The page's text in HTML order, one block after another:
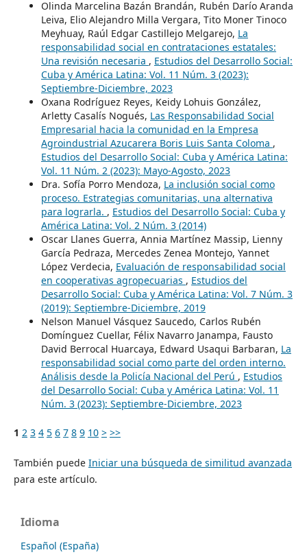
Olinda Marcelina Bazán Brandán, Rubén Darío Aranda
Leiva, Elio Alejandro Milla Vergara, Tito Moner Tinoco
Meyhuay, Raúl Edgar Castillejo Melgarejo, La
responsabilidad social en contrataciones estatales:
Una revisión necesaria , Estudios del Desarrollo Social:
Cuba y América Latina: Vol. 11 Núm. 3 (2023):
Septiembre-Diciembre, 2023
Oxana Rodríguez Reyes, Keidy Lohuis González,
Arletty Casalís Nogués, Las Responsabilidad Social
Empresarial hacia la comunidad en la Empresa
Agroindustrial Azucarera Boris Luis Santa Coloma ,
Estudios del Desarrollo Social: Cuba y América Latina:
Vol. 11 Núm. 2 (2023): Mayo-Agosto, 2023
Dra. Sofía Porro Mendoza, La inclusión social como
proceso. Estrategias comunitarias, una alternativa
para lograrla. , Estudios del Desarrollo Social: Cuba y
América Latina: Vol. 2 Núm. 3 (2014)
Oscar Llanes Guerra, Annia Martínez Massip, Lienny
García Pedraza, Mercedes Zenea Montejo, Yannet
López Verdecia, Evaluación de responsabilidad social
en cooperativas agropecuarias , Estudios del
Desarrollo Social: Cuba y América Latina: Vol. 7 Núm. 3
(2019): Septiembre-Diciembre, 2019
Nelson Manuel Vásquez Saucedo, Carlos Rubén
Domínguez Cuellar, Félix Navarro Janampa, Fausto
David Berrocal Huarcaya, Edward Usaqui Barbaran, La
responsabilidad social como parte del orden interno.
Análisis desde la Policía Nacional del Perú , Estudios
del Desarrollo Social: Cuba y América Latina: Vol. 11
Núm. 3 (2023): Septiembre-Diciembre, 2023
1 2 3 4 5 6 7 8 9 10 > >>
También puede Iniciar una búsqueda de similitud avanzada
para este artículo.
Idioma
Español (España)